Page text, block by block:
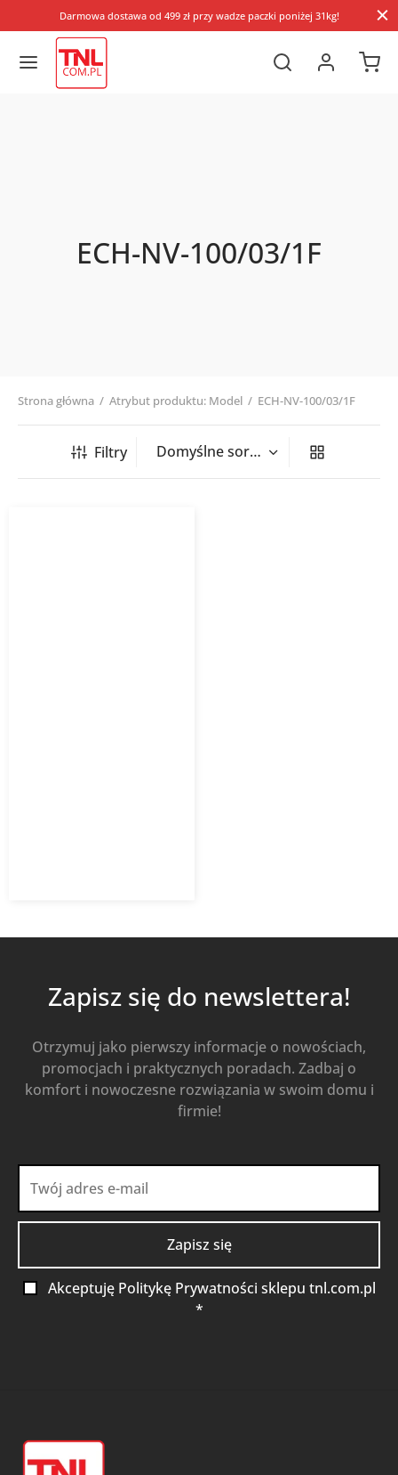
Darmowa dostawa od 499 zł przy wadze paczki poniżej 31kg!
ECH-NV-100/03/1F
Strona główna / Atrybut produktu: Model / ECH-NV-100/03/1F
Filtry
Zapisz się do newslettera!
Otrzymuj jako pierwszy informacje o nowościach,
promocjach i praktycznych poradach. Zadbaj o
komfort i nowoczesne rozwiązania w swoim domu i
firmie!
Akceptuję Politykę Prywatności sklepu tnl.com.pl
*